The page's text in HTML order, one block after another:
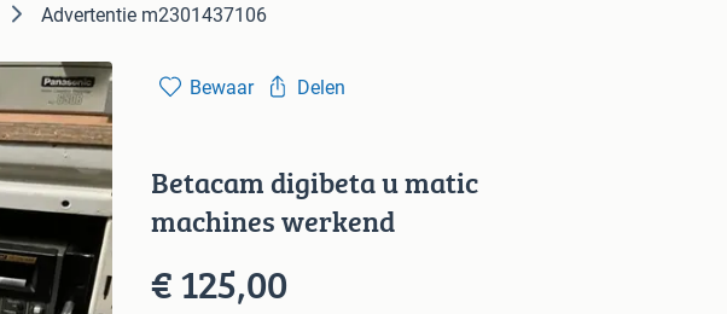
Advertentie m2301437106
Bewaar Delen
Betacam digibeta u matic
machines werkend
€ 125,00